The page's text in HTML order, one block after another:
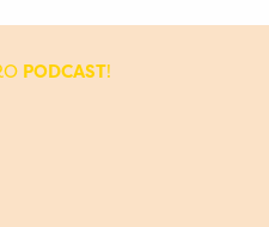
PODCAST!